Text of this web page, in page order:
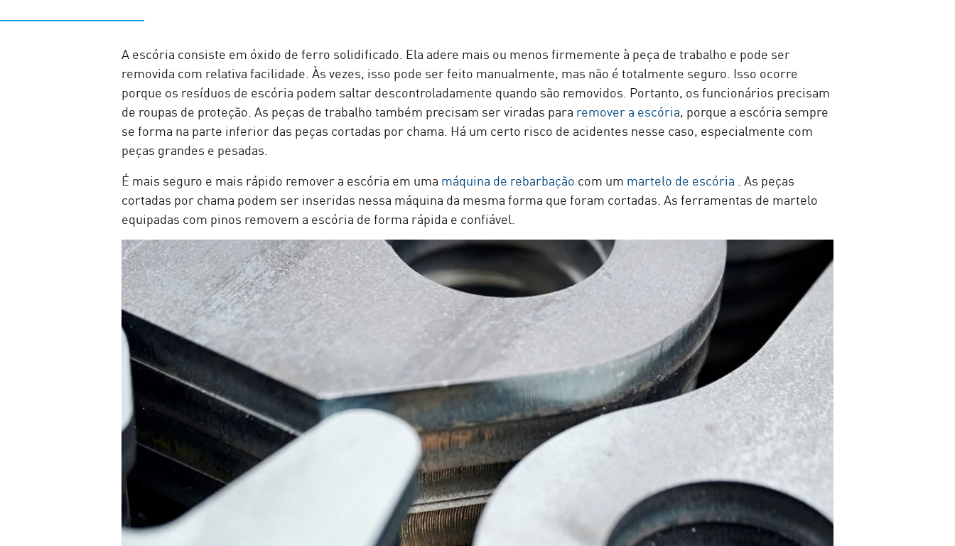
A escória consiste em óxido de ferro solidificado. Ela adere mais ou menos firmemente à peça de trabalho e pode ser
removida com relativa facilidade. Às vezes, isso pode ser feito manualmente, mas não é totalmente seguro. Isso ocorre
porque os resíduos de escória podem saltar descontroladamente quando são removidos. Portanto, os funcionários precisam
de roupas de proteção. As peças de trabalho também precisam ser viradas para remover a escória, porque a escória sempre
se forma na parte inferior das peças cortadas por chama. Há um certo risco de acidentes nesse caso, especialmente com
peças grandes e pesadas.
É mais seguro e mais rápido remover a escória em uma máquina de rebarbação com um martelo de escória . As peças
cortadas por chama podem ser inseridas nessa máquina da mesma forma que foram cortadas. As ferramentas de martelo
equipadas com pinos removem a escória de forma rápida e confiável.